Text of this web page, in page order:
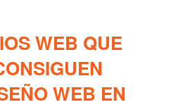
WEB QUE
WEB EN